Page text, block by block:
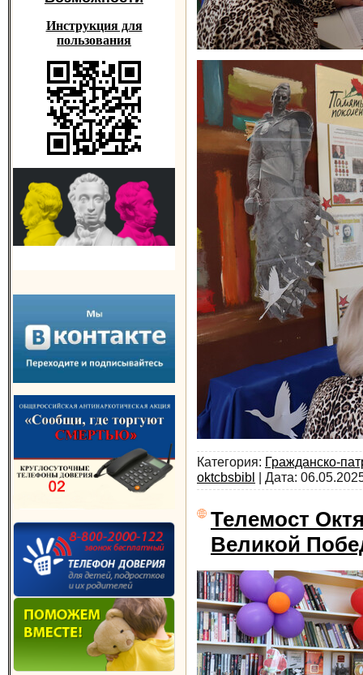
Инструкция для
пользования
Категория: Гражданско-
oktcbsbibl | Дата:
Телемост
Великой